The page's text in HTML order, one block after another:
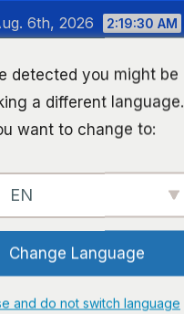
6th, 2026 2:19:30 AM
Bad
für Bad
detected you might be
a different language.
want to change to:
EN
Change Language
and do not switch language